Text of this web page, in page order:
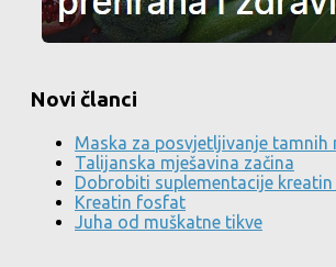
Novi članci
Maska za posvjetljivanje tamnih
Talijanska mješavina začina
Dobrobiti suplementacije
Kreatin fosfat
Juha od muškatne tikve